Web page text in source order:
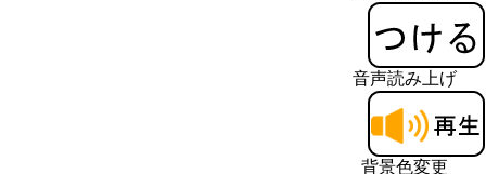
音声読み上げ
背景色変更